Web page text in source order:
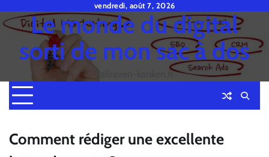
to
content
vendredi, août 7, 2026
Le monde du digital
sorti de mon sac à dos
fjallraven-kanken.fr
Comment rédiger une excellente